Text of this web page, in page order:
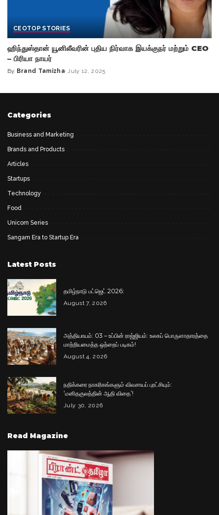
CEOTOP STORIES
ஹிந்துஸ்தான் யூனிலீவரின் புதிய நிர்வாக இயக்குநர் மற்றும் CEO
– பிரியா நாயர்
Posted
By Brand Tamizha July 12, 2025
Categories
Business and Marketing
Brands and Products
Articles
Startups
Technology
Food
Unicorn Series
Sangam Era to Startup Era
Latest Posts
தமிழ்நாடு பட்ஜெட் 2026:
August 7, 2026
அத்தியாயம்: 03 – உப்பின் ராஜ்ஜியம்: உலகப் பொருளாதாரத்தை
மாற்றியமைத்த ஒற்றைப் படிகம்!
August 4, 2026
நதிக்கரை நாகரிகங்களும் விவசாயப் புரட்சியும்:
‘மனிதகுலத்தின் ஆதி விதை’!
July 30, 2026
Read Magazine